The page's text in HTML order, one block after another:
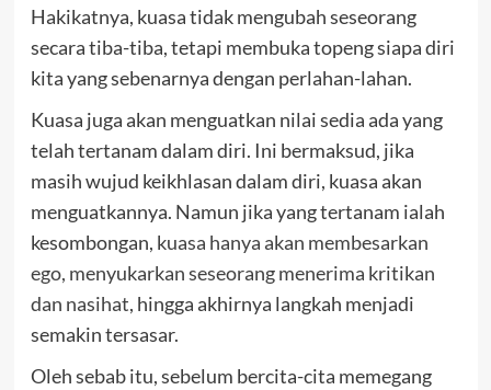
Hakikatnya, kuasa tidak mengubah seseorang
secara tiba-tiba, tetapi membuka topeng siapa diri
kita yang sebenarnya dengan perlahan-lahan.
Kuasa juga akan menguatkan nilai sedia ada yang
telah tertanam dalam diri. Ini bermaksud, jika
masih wujud keikhlasan dalam diri, kuasa akan
menguatkannya. Namun jika yang tertanam ialah
kesombongan, kuasa hanya akan membesarkan
ego, menyukarkan seseorang menerima kritikan
dan nasihat, hingga akhirnya langkah menjadi
semakin tersasar.
Oleh sebab itu, sebelum bercita-cita memegang